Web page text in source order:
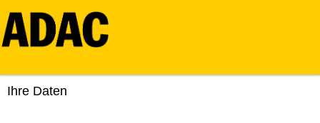
Ihre Daten